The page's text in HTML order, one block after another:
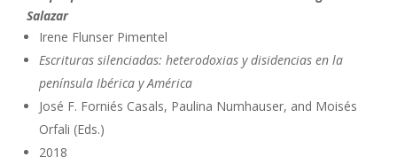
Salazar
Irene Flunser Pimentel
Escrituras silenciadas: heterodoxias y disidencias en la
península Ibérica y América
José F. Forniés Casals, Paulina Numhauser, and Moisés
Orfali (Eds.)
2018